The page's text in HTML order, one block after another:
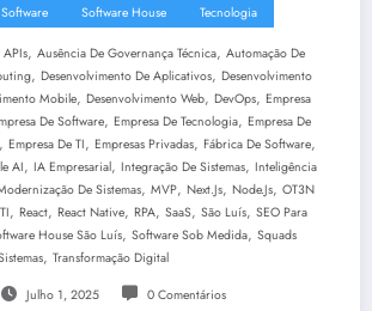
Software House Tecnologia
APIs, Ausência De Governança Técnica, Automação De
, Desenvolvimento De Aplicativos, Desenvolvimento
Mobile, Desenvolvimento Web, DevOps, Empresa
De Software, Empresa De Tecnologia, Empresa De
, Empresa De TI, Empresas Privadas, Fábrica De Software,
AI, IA Empresarial, Integração De Sistemas, Inteligência
De Sistemas, MVP, Next.js, Node.js, OT3N
, React, React Native, RPA, SaaS, São Luís, SEO Para
House São Luís, Software Sob Medida, Squads
, Transformação Digital
Julho 1, 2025 0 Comentários